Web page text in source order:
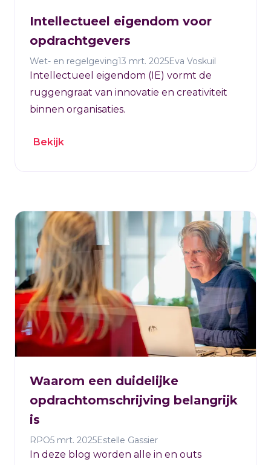
Intellectueel eigendom voor
opdrachtgevers
Wet- en regelgeving13 mrt. 2025Eva Voskuil
Intellectueel eigendom (IE) vormt de
ruggengraat van innovatie en creativiteit
binnen organisaties.
Bekijk
Waarom een duidelijke
opdrachtomschrijving belangrijk
is
RPO5 mrt. 2025Estelle Gassier
In deze blog worden alle in en outs